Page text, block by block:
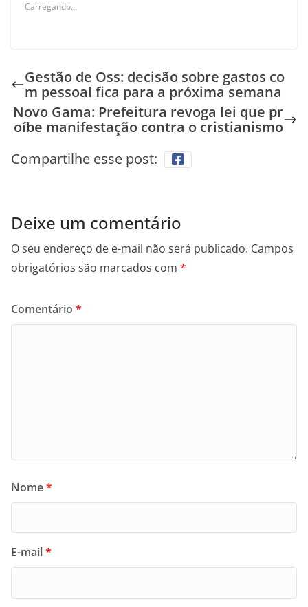
Carregando...
Gestão de Oss: decisão sobre gastos co
m pessoal fica para a próxima semana
Novo Gama: Prefeitura revoga lei que pr
oíbe manifestação contra o cristianismo
Compartilhe esse post:
Deixe um comentário
O seu endereço de e-mail não será publicado. Campos
obrigatórios são marcados com *
Comentário *
Nome*
E-mail*